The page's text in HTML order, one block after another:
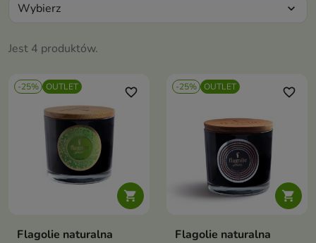
Jest 4 produktów.
Wybierz expand_more
-25% OUTLET

favorite_border
Flagolie naturalna
-25% OUTLET

favorite_border
Flagolie naturalna